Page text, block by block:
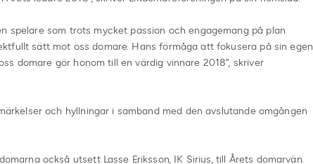
spelare som trots mycket passion och engagemang på plan
sätt mot oss domare. Hans förmåga att fokusera på sin egen
domare gör honom till en värdig vinnare 2018”, skriver
och hyllningar i samband med den avslutande omgången
också utsett Lasse Eriksson, IK Sirius, till Årets domarvän.